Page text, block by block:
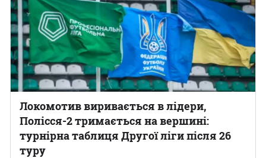
Локомотив виривається в лідери,
Полісся-2 тримається на вершині:
турнірна таблиця Другої ліги після 26
туру